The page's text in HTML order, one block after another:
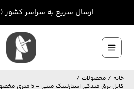
محتوا
ارسال سریع به سراسر کشور (
Main
Menuخانه
محصولات
کابل برق فندکی استارلینک مینی – 5 متری مخصوص خودرو و ون